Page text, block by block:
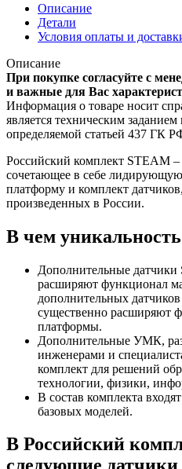
Описание
Детали
Условия оплаты и
Описание
При покупке согласуйте с
и важные для Вас
Информация о товаре носит
является техническим
определяемой статьей 437 ГК
Российский комплект STEAM –
сочетающее в себе
платформу и комплект
произведенных в России.
В чем
Дополнительные
расширяют функционал
дополнительных
существенно расширяют
платформы.
Дополнительные УМК,
инженерами и
комплект для решений
технологии, физики,
В состав комплекта
базовых моделей.
В Российский